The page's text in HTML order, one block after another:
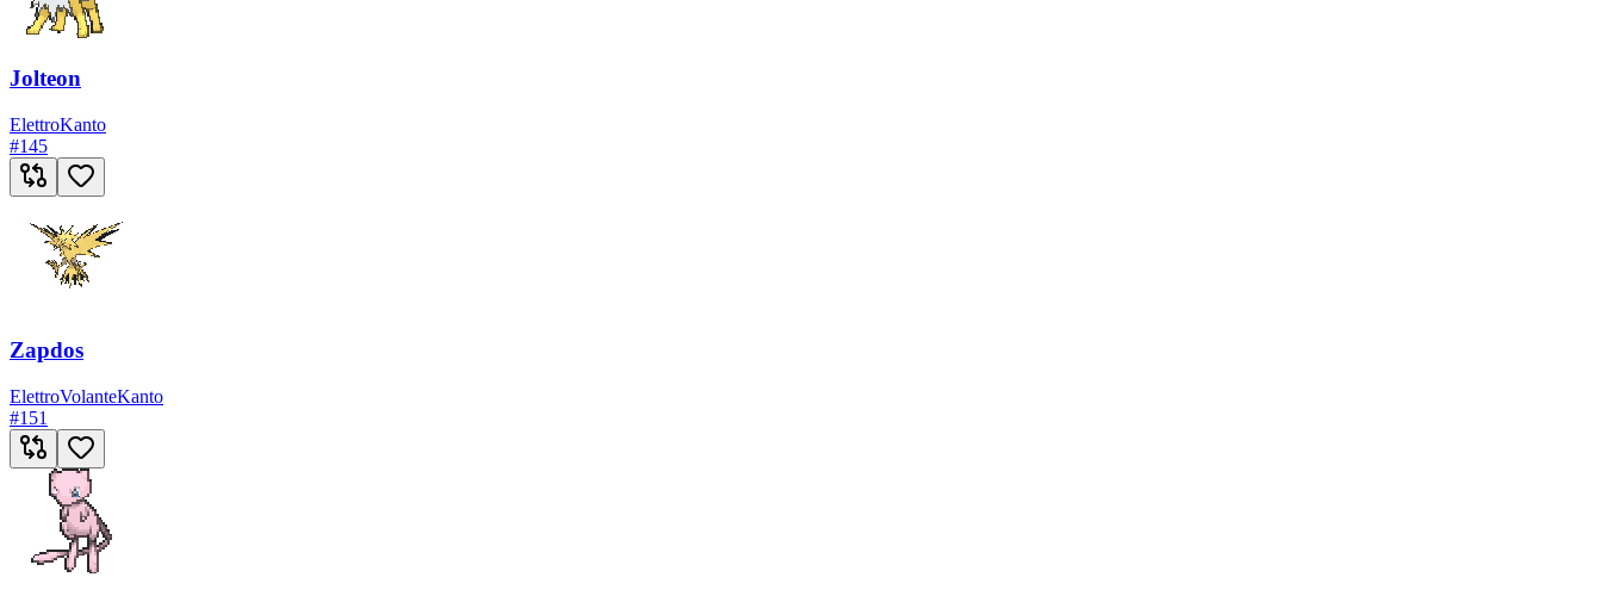
Jolteon
ElettroKanto
#145
Zapdos
ElettroVolanteKanto
#151